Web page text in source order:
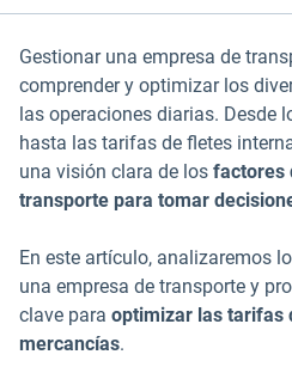
Gestionar una empresa de
comprender y optimizar los
las operaciones diarias. Desde
hasta las tarifas de fletes
una visión clara de los factores
transporte para tomar
En este artículo, analizaremos
una empresa de transporte y
clave para optimizar las tarifas
mercancías.